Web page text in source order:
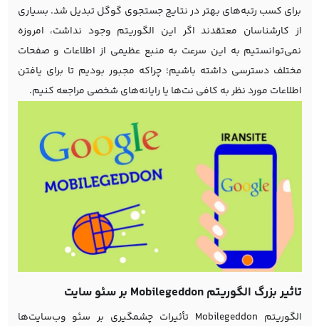
برای کسب رتبه‌های بهتر در نتایج جستجوی گوگل تبدیل شد. بسیاری
از کارشناسان معتقدند اگر این الگوریتم وجود نداشت، امروزه
نمی‌توانستیم به این سرعت به منبع عظیمی از اطلاعات و صفحات
مختلف دسترسی داشته باشیم؛ چراکه مجبور بودیم تا برای یافتن
اطلاعات مورد نظر به کافی نت‌ها یا رایانه‌های شخصی مراجعه کنیم.
تاثیر بزرگ الگوریتم Mobilegeddon بر سئو سایت
الگوریتم Mobilegeddon تأثیرات چشمگیری بر سئو وب‌سایت‌ها